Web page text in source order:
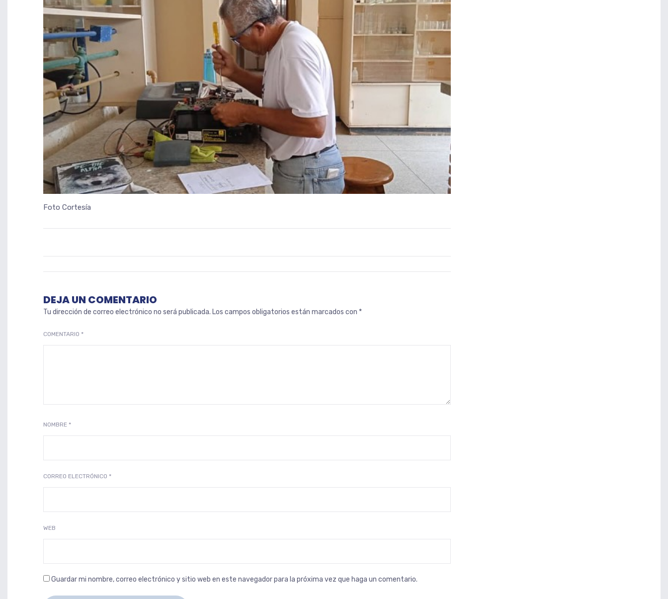
Foto Cortesía
DEJA UN COMENTARIO
Tu dirección de correo electrónico no será publicada. Los campos obligatorios están marcados con *
COMENTARIO *
NOMBRE *
CORREO ELECTRÓNICO *
WEB
Guardar mi nombre, correo electrónico y sitio web en este navegador para la próxima vez que haga un comentario.